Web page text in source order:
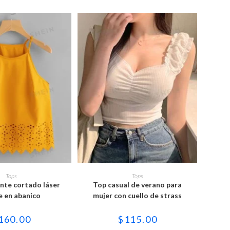
OPCIONES
Este
tiene
múltiples
variantes.
se
pueden
Tops
cortado láser
en abanico
SELECCIONAR OPCIONES
Este
tiene
múltiples
variantes.
se
pueden
Tops
Top casual de verano para
mujer con cuello de strass
$ 115.00